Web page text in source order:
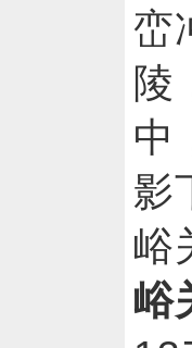
峦
陵
中
影
峪